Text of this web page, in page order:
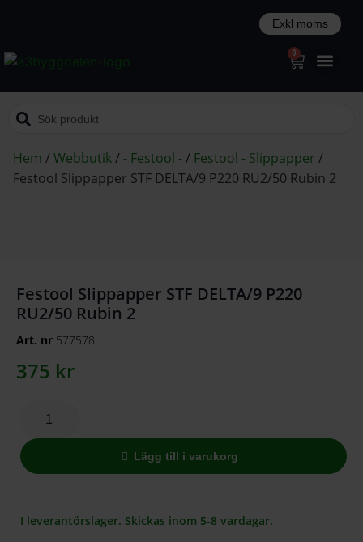
0
Hem /Webbutik/ - Festool -/ Festool - Slippapper /
Festool Slippapper STF DELTA/9 P220 RU2/50 Rubin 2
Festool Slippapper STF DELTA/9 P220
RU2/50 Rubin 2
Art. nr 577578
375 kr
Lägg till i varukorg
I leverantörslager. Skickas inom 5-8 vardagar.